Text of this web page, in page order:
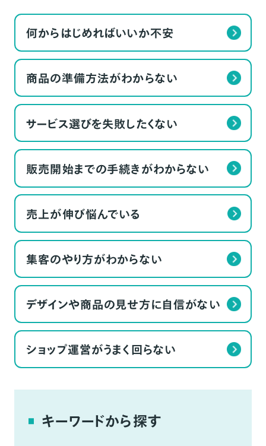
何からはじめればいいか不安
商品の準備方法がわからない
サービス選びを失敗したくない
販売開始までの手続きがわからない
売上が伸び悩んでいる
集客のやり方がわからない
デザインや商品の見せ方に自信がない
ショップ運営がうまく回らない
キーワードから探す